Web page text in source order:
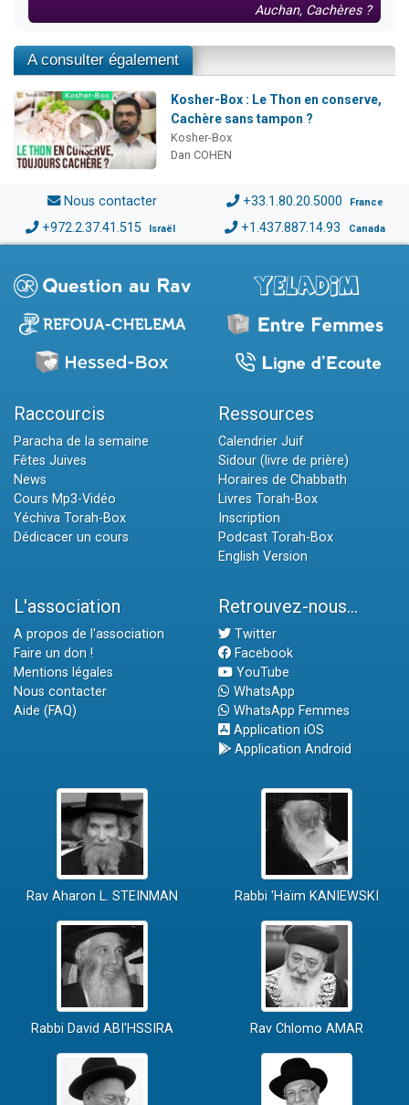
Auchan, Cachères ?
A consulter également
Kosher-Box : Le Thon en conserve,
Cachère sans tampon ?
Kosher-Box
Dan COHEN
Nous contacter +33.1.80.20.5000 France
+972.2.37.41.515 Israël +1.437.887.14.93 Canada
Raccourcis
Paracha de la semaine
Fêtes Juives
News
Cours Mp3-Vidéo
Yéchiva Torah-Box
Dédicacer un cours
Ressources
Calendrier Juif
Sidour (livre de prière)
Horaires de Chabbath
Livres Torah-Box
Inscription
Podcast Torah-Box
English Version
L'association
A propos de l'association
Faire un don !
Mentions légales
Nous contacter
Aide (FAQ)
Retrouvez-nous...
Twitter
Facebook
YouTube
WhatsApp
WhatsApp Femmes
Application iOS
Application Android
Rav Aharon L. STEINMAN Rabbi 'Haïm KANIEWSKI
Rabbi David ABI'HSSIRA Rav Chlomo AMAR